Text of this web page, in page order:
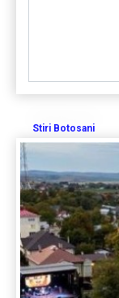
Stiri Botosani